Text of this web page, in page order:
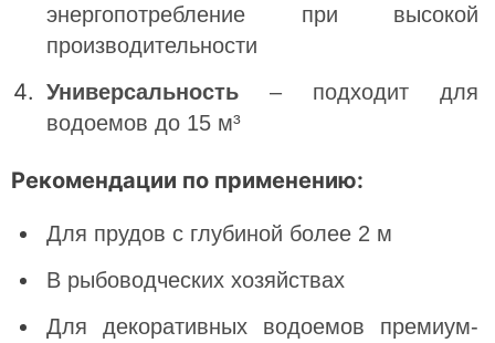
энергопотребление при высокой
производительности
Универсальность – подходит для
водоемов до 15 м³
Рекомендации по применению:
Для прудов с глубиной более 2 м
В рыбоводческих хозяйствах
Для декоративных водоемов премиум-